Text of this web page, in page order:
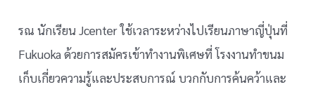
รณ นักเรียน Jcenter ใช้เวลาระหว่างไปเรียนภาษาญี่ปุ่นที่
Fukuoka ด้วยการสมัครเข้าทำงานพิเศษที่ โรงงานทำขนม
เก็บเกี่ยวความรู้และประสบการณ์ บวกกับการค้นคว้าและ